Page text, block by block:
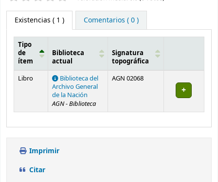
Existencias ( 1 ) Comentarios ( 0 )
Existencias
Tipo
de
ítem
Biblioteca
actual
Signatura
topográfica
Libro
Biblioteca del
Archivo General
de la Nación
AGN - Biblioteca
AGN 02068
Imprimir
Citar